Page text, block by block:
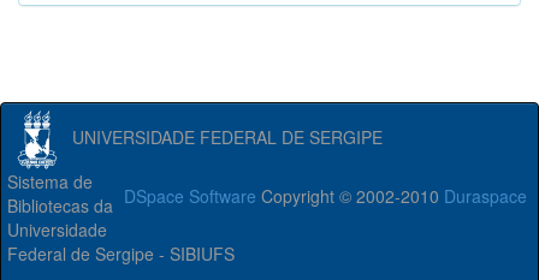
UNIVERSIDADE FEDERAL DE SERGIPE
DSpace Software Copyright © 2002-2010 Duraspace
Sistema de
Bibliotecas da
Universidade
Federal de Sergipe - SIBIUFS